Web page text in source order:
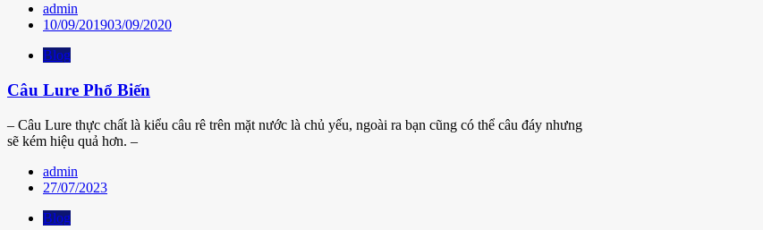
admin
10/09/201903/09/2020
Blog
Câu Lure Phổ Biến
– Câu Lure thực chất là kiểu câu rê trên mặt nước là chủ yếu, ngoài ra bạn cũng có thể câu đáy nhưng
sẽ kém hiệu quả hơn. –
admin
27/07/2023
Blog